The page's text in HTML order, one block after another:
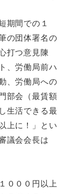
期間での１
の団体署名の
打つ意見陳
、労働局前ハ
、労働局への
部会（最賃額
生活できる最
上に！」とい
議会会長は
０００円以上